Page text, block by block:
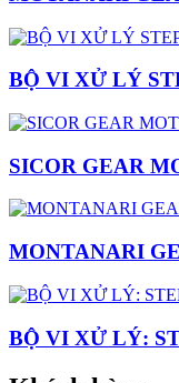
BỘ VI XỬ LÝ
SICOR GEAR
MONTANARI
BỘ VI XỬ LÝ: